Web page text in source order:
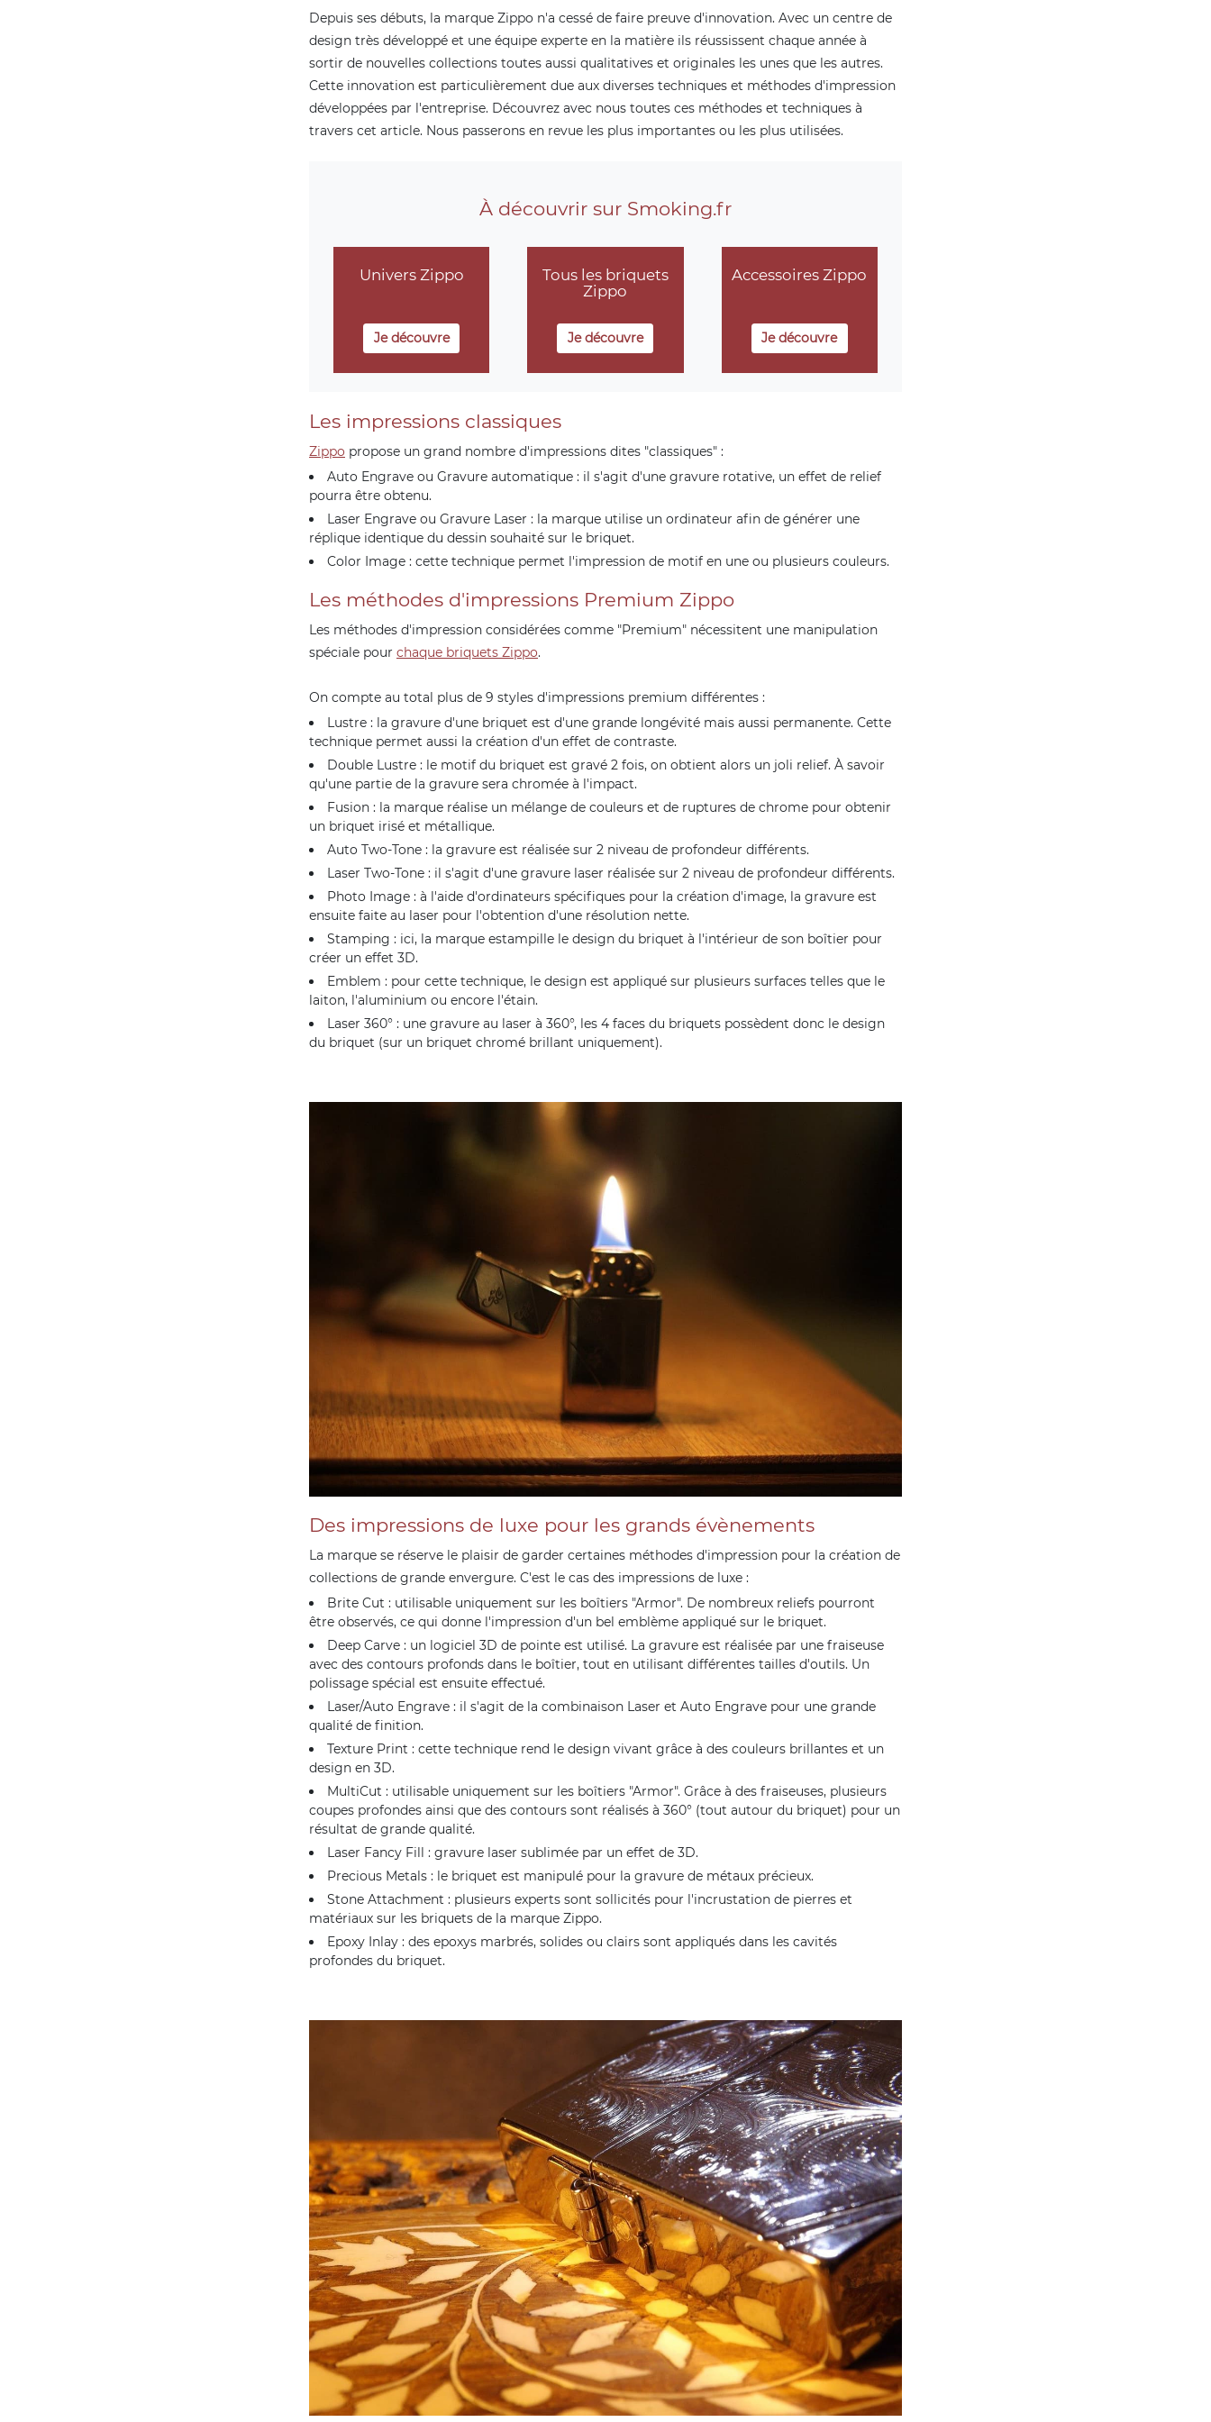
Depuis ses débuts, la marque Zippo n'a cessé de faire preuve d'innovation. Avec un centre de
design très développé et une équipe experte en la matière ils réussissent chaque année à
sortir de nouvelles collections toutes aussi qualitatives et originales les unes que les autres.
Cette innovation est particulièrement due aux diverses techniques et méthodes d'impression
développées par l'entreprise. Découvrez avec nous toutes ces méthodes et techniques à
travers cet article. Nous passerons en revue les plus importantes ou les plus utilisées.
À découvrir sur Smoking.fr
Univers Zippo
Je découvre
Tous les briquets
Zippo
Je découvre
Accessoires Zippo
Je découvre
Les impressions classiques
Zippo propose un grand nombre d'impressions dites "classiques" :
Auto Engrave ou Gravure automatique : il s'agit d'une gravure rotative, un effet de relief
pourra être obtenu.
Laser Engrave ou Gravure Laser : la marque utilise un ordinateur afin de générer une
réplique identique du dessin souhaité sur le briquet.
Color Image : cette technique permet l'impression de motif en une ou plusieurs couleurs.
Les méthodes d'impressions Premium Zippo
Les méthodes d'impression considérées comme "Premium" nécessitent une manipulation
spéciale pour chaque briquets Zippo.
On compte au total plus de 9 styles d'impressions premium différentes :
Lustre : la gravure d'une briquet est d'une grande longévité mais aussi permanente. Cette
technique permet aussi la création d'un effet de contraste.
Double Lustre : le motif du briquet est gravé 2 fois, on obtient alors un joli relief. À savoir
qu'une partie de la gravure sera chromée à l'impact.
Fusion : la marque réalise un mélange de couleurs et de ruptures de chrome pour obtenir
un briquet irisé et métallique.
Auto Two-Tone : la gravure est réalisée sur 2 niveau de profondeur différents.
Laser Two-Tone : il s'agit d'une gravure laser réalisée sur 2 niveau de profondeur différents.
Photo Image : à l'aide d'ordinateurs spécifiques pour la création d'image, la gravure est
ensuite faite au laser pour l'obtention d'une résolution nette.
Stamping : ici, la marque estampille le design du briquet à l'intérieur de son boîtier pour
créer un effet 3D.
Emblem : pour cette technique, le design est appliqué sur plusieurs surfaces telles que le
laiton, l'aluminium ou encore l'étain.
Laser 360° : une gravure au laser à 360°, les 4 faces du briquets possèdent donc le design
du briquet (sur un briquet chromé brillant uniquement).
Des impressions de luxe pour les grands évènements
La marque se réserve le plaisir de garder certaines méthodes d'impression pour la création de
collections de grande envergure. C'est le cas des impressions de luxe :
Brite Cut : utilisable uniquement sur les boîtiers "Armor". De nombreux reliefs pourront
être observés, ce qui donne l'impression d'un bel emblème appliqué sur le briquet.
Deep Carve : un logiciel 3D de pointe est utilisé. La gravure est réalisée par une fraiseuse
avec des contours profonds dans le boîtier, tout en utilisant différentes tailles d'outils. Un
polissage spécial est ensuite effectué.
Laser/Auto Engrave : il s'agit de la combinaison Laser et Auto Engrave pour une grande
qualité de finition.
Texture Print : cette technique rend le design vivant grâce à des couleurs brillantes et un
design en 3D.
MultiCut : utilisable uniquement sur les boîtiers "Armor". Grâce à des fraiseuses, plusieurs
coupes profondes ainsi que des contours sont réalisés à 360° (tout autour du briquet) pour un
résultat de grande qualité.
Laser Fancy Fill : gravure laser sublimée par un effet de 3D.
Precious Metals : le briquet est manipulé pour la gravure de métaux précieux.
Stone Attachment : plusieurs experts sont sollicités pour l'incrustation de pierres et
matériaux sur les briquets de la marque Zippo.
Epoxy Inlay : des epoxys marbrés, solides ou clairs sont appliqués dans les cavités
profondes du briquet.